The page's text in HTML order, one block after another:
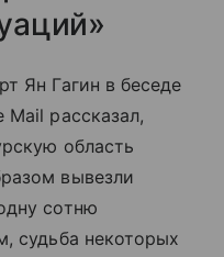
Ян Гагин в беседе
рассказал,
область
вывезли
сотню
судьба некоторых